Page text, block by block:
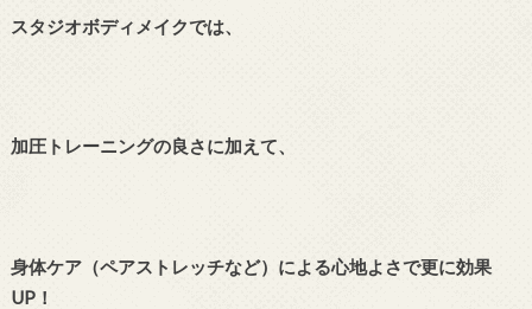
スタジオボディメイクでは、
加圧トレーニングの良さに加えて、
身体ケア（ペアストレッチなど）による心地よさで更に効果
UP！